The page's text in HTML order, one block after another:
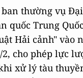
thường vụ
quốc Trung
Hải cảnh" vào
cho phép lực
xử lý tàu